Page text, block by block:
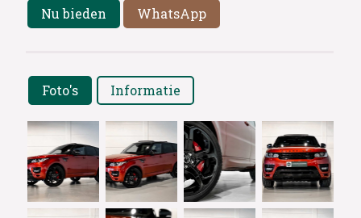
Nu bieden WhatsApp
Foto's Informatie